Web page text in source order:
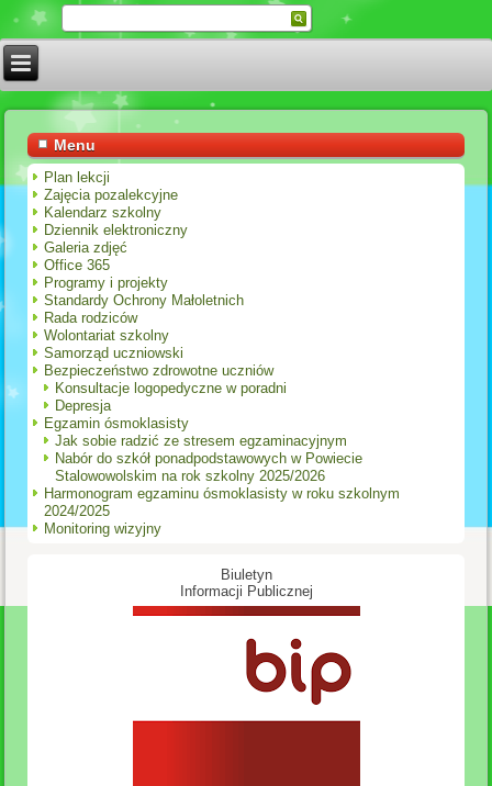
Menu
Plan lekcji
Zajęcia pozalekcyjne
Kalendarz szkolny
Dziennik elektroniczny
Galeria zdjęć
Office 365
Programy i projekty
Standardy Ochrony Małoletnich
Rada rodziców
Wolontariat szkolny
Samorząd uczniowski
Bezpieczeństwo zdrowotne uczniów
Konsultacje logopedyczne w poradni
Depresja
Egzamin ósmoklasisty
Jak sobie radzić ze stresem egzaminacyjnym
Nabór do szkół ponadpodstawowych w Powiecie
Stalowowolskim na rok szkolny 2025/2026
Harmonogram egzaminu ósmoklasisty w roku szkolnym
2024/2025
Monitoring wizyjny
Biuletyn
Informacji Publicznej